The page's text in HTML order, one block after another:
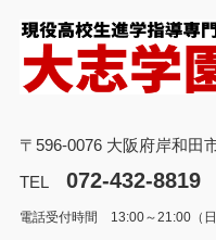
〒596-0076 大阪府岸和田
TEL 072-432-8819
電話受付時間 13:00～21:00（日